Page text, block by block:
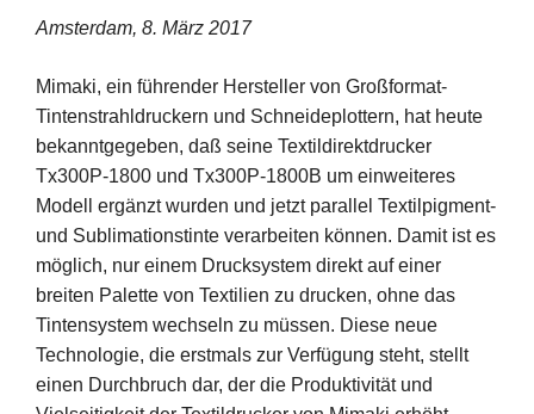
Amsterdam, 8. März 2017
Mimaki, ein führender Hersteller von Großformat-
Tintenstrahldruckern und Schneideplottern, hat heute
bekanntgegeben, daß seine Textildirektdrucker
Tx300P-1800 und Tx300P-1800B um einweiteres
Modell ergänzt wurden und jetzt parallel Textilpigment-
und Sublimationstinte verarbeiten können. Damit ist es
möglich, nur einem Drucksystem direkt auf einer
breiten Palette von Textilien zu drucken, ohne das
Tintensystem wechseln zu müssen. Diese neue
Technologie, die erstmals zur Verfügung steht, stellt
einen Durchbruch dar, der die Produktivität und